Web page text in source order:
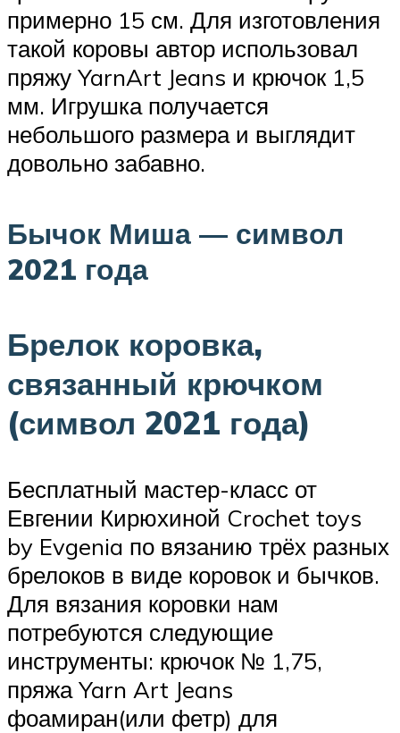
примерно 15 см. Для изготовления
такой коровы автор использовал
пряжу YarnArt Jeans и крючок 1,5
мм. Игрушка получается
небольшого размера и выглядит
довольно забавно.
Бычок Миша — символ
2021 года
Брелок коровка,
связанный крючком
(символ 2021 года)
Бесплатный мастер-класс от
Евгении Кирюхиной Crochet toys
by Evgenia по вязанию трёх разных
брелоков в виде коровок и бычков.
Для вязания коровки нам
потребуются следующие
инструменты: крючок № 1,75,
пряжа Yarn Art Jeans
фоамиран(или фетр) для